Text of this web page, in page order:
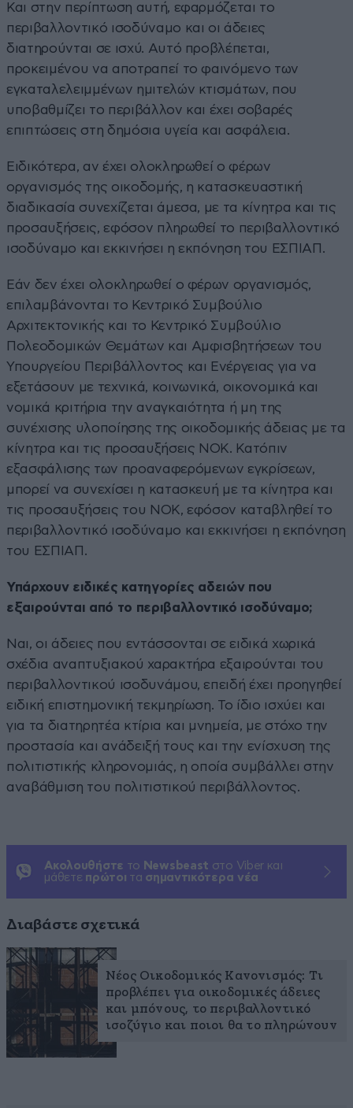
Και στην περίπτωση αυτή, εφαρμόζεται το
περιβαλλοντικό ισοδύναμο και οι άδειες
διατηρούνται σε ισχύ. Αυτό προβλέπεται,
προκειμένου να αποτραπεί το φαινόμενο των
εγκαταλελειμμένων ημιτελών κτισμάτων, που
υποβαθμίζει το περιβάλλον και έχει σοβαρές
επιπτώσεις στη δημόσια υγεία και ασφάλεια.
Ειδικότερα, αν έχει ολοκληρωθεί ο φέρων
οργανισμός της οικοδομής, η κατασκευαστική
διαδικασία συνεχίζεται άμεσα, με τα κίνητρα και τις
προσαυξήσεις, εφόσον πληρωθεί το περιβαλλοντικό
ισοδύναμο και εκκινήσει η εκπόνηση του ΕΣΠΙΑΠ.
Εάν δεν έχει ολοκληρωθεί ο φέρων οργανισμός,
επιλαμβάνονται το Κεντρικό Συμβούλιο
Αρχιτεκτονικής και το Κεντρικό Συμβούλιο
Πολεοδομικών Θεμάτων και Αμφισβητήσεων του
Υπουργείου Περιβάλλοντος και Ενέργειας για να
εξετάσουν με τεχνικά, κοινωνικά, οικονομικά και
νομικά κριτήρια την αναγκαιότητα ή μη της
συνέχισης υλοποίησης της οικοδομικής άδειας με τα
κίνητρα και τις προσαυξήσεις ΝΟΚ. Κατόπιν
εξασφάλισης των προαναφερόμενων εγκρίσεων,
μπορεί να συνεχίσει η κατασκευή με τα κίνητρα και
τις προσαυξήσεις του ΝΟΚ, εφόσον καταβληθεί το
περιβαλλοντικό ισοδύναμο και εκκινήσει η εκπόνηση
του ΕΣΠΙΑΠ.
Υπάρχουν ειδικές κατηγορίες αδειών που
εξαιρούνται από το περιβαλλοντικό ισοδύναμο;
Ναι, οι άδειες που εντάσσονται σε ειδικά χωρικά
σχέδια αναπτυξιακού χαρακτήρα εξαιρούνται του
περιβαλλοντικού ισοδυνάμου, επειδή έχει προηγηθεί
ειδική επιστημονική τεκμηρίωση. Το ίδιο ισχύει και
για τα διατηρητέα κτίρια και μνημεία, με στόχο την
προστασία και ανάδειξή τους και την ενίσχυση της
πολιτιστικής κληρονομιάς, η οποία συμβάλλει στην
αναβάθμιση του πολιτιστικού περιβάλλοντος.
Ακολουθήστε το Newsbeast στο Viber και
μάθετε πρώτοι τα σημαντικότερα νέα
Διαβάστε σχετικά
Νέος Οικοδομικός Κανονισμός: Τι
προβλέπει για οικοδομικές άδειες
και μπόνους, το περιβαλλοντικό
ισοζύγιο και ποιοι θα το πληρώνουν